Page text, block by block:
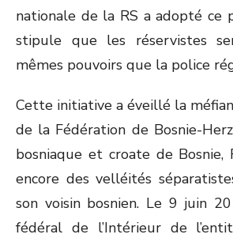
nationale de la RS a adopté ce
stipule que les réservistes
mêmes pouvoirs que la police
Cette initiative a éveillé la
de la Fédération de Bosnie-
bosniaque et croate de Bosnie,
encore des velléités
son voisin bosnien. Le 9 juin
fédéral de l’Intérieur de